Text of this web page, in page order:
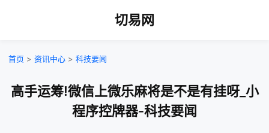
切易网
首页 > 资讯中心 > 科技要闻
高手运筹!微信上微乐麻将是不是有挂呀_小
程序控牌器-科技要闻